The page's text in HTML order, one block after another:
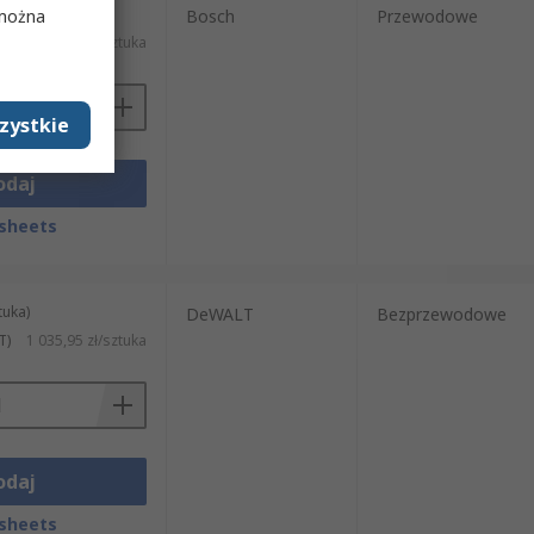
560,27 zł/sztuka
Bosch Przewodowe
1 035,95 zł/sztuka
DeWALT Bezprzewodowe